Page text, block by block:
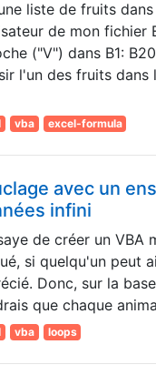
liste de fruits dans
de mon fichier
("V") dans B1:
l'un des fruits dans
vba excel-formula
avec un
infini
de créer un VBA
si quelqu'un peut
Donc, sur la
que chaque
vba loops